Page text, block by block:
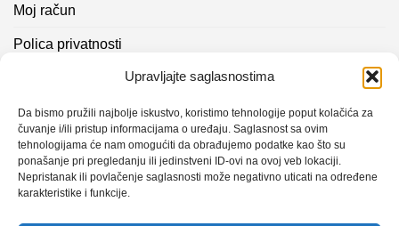
Upravljajte saglasnostima
Da bismo pružili najbolje iskustvo, koristimo tehnologije poput kolačića za
čuvanje i/ili pristup informacijama o uređaju. Saglasnost sa ovim
tehnologijama će nam omogućiti da obrađujemo podatke kao što su
ponašanje pri pregledanju ili jedinstveni ID-ovi na ovoj veb lokaciji.
Nepristanak ili povlačenje saglasnosti može negativno uticati na određene
karakteristike i funkcije.
Moj račun
Polica privatnosti
Kontakt info
Novosti